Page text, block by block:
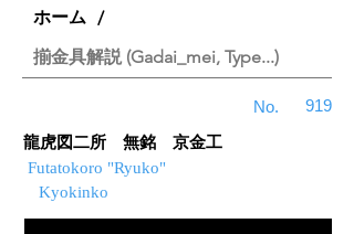
ホーム /
揃金具解説 (Gadai_mei, Type...)
No. 919
龍虎図二所 無銘 京金工
Futatokoro "Ryuko"
Kyokinko